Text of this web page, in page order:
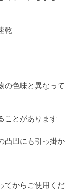
乾
の色味と異なって
ことがあります
凸凹にも引っ掛か
てからご使用くだ